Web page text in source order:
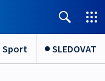
Sport SLEDOVAT